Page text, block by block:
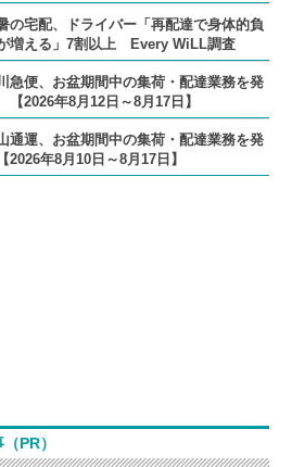
の宅配、ドライバー「再配達で身体的負
増える」7割以上 Every WiLL調査
急便、お盆期間中の集荷・配達業務を発
2026年8月12日～8月17日】
通運、お盆期間中の集荷・配達業務を発
2026年8月10日～8月17日】
PR）